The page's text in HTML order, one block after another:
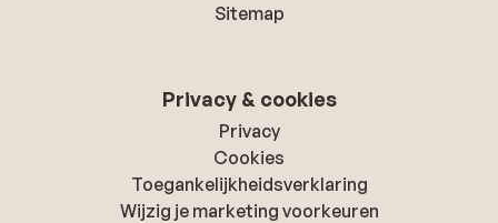
Sitemap
Privacy & cookies
Privacy
Cookies
Toegankelijkheidsverklaring
Wijzig je marketing voorkeuren